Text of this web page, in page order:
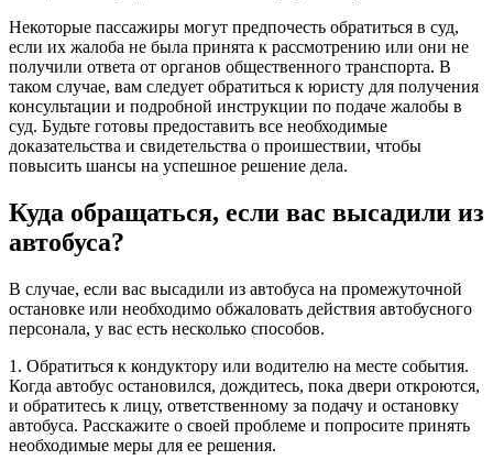
Некоторые пассажиры могут предпочесть обратиться в суд,
если их жалоба не была принята к рассмотрению или они не
получили ответа от органов общественного транспорта. В
таком случае, вам следует обратиться к юристу для получения
консультации и подробной инструкции по подаче жалобы в
суд. Будьте готовы предоставить все необходимые
доказательства и свидетельства о проишествии, чтобы
повысить шансы на успешное решение дела.
Куда обращаться, если вас высадили из
автобуса?
В случае, если вас высадили из автобуса на промежуточной
остановке или необходимо обжаловать действия автобусного
персонала, у вас есть несколько способов.
1. Обратиться к кондуктору или водителю на месте события.
Когда автобус остановился, дождитесь, пока двери откроются,
и обратитесь к лицу, ответственному за подачу и остановку
автобуса. Расскажите о своей проблеме и попросите принять
необходимые меры для ее решения.